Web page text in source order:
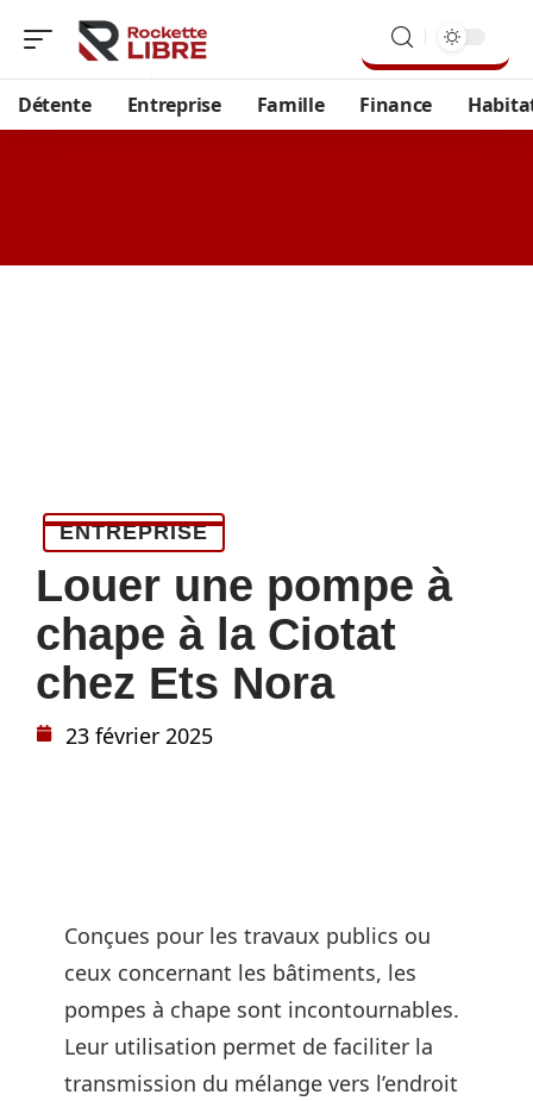
Détente Entreprise Famille Finance
ENTREPRISE
Louer une pompe à
chape à la Ciotat
chez Ets Nora
23 février 2025
Conçues pour les travaux publics ou
ceux concernant les bâtiments, les
pompes à chape sont incontournables.
Leur utilisation permet de faciliter la
transmission du mélange vers l’endroit